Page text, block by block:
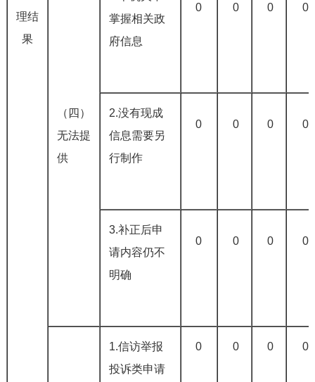
理结
果
（四）
无法提
供
掌握相关政
府信息
0 0 0 0
2.没有现成
信息需要另
行制作
0 0 0 0
3.补正后申
请内容仍不
明确
0 0 0 0
1.信访举报
投诉类申请
0 0 0 0